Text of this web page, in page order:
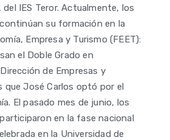
del IES Teror. Actualmente, los
su formación en la
Empresa y Turismo (FEET):
el Doble Grado en
de Empresas y
que José Carlos optó por el
El pasado mes de junio, los
en la fase nacional
en la Universidad de